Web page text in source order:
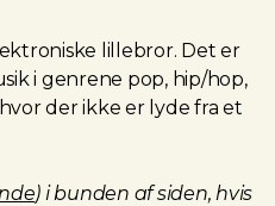
lillebror. Det er
i genrene pop, hip/hop,
der ikke er lyde fra et
) i bunden af siden, hvis